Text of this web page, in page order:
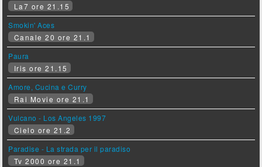
La7 ore 21.15
Smokin' Aces
Canale 20 ore 21.1
Paura
Iris ore 21.15
Amore, Cucina e Curry
Rai Movie ore 21.1
Vulcano - Los Angeles 1997
Cielo ore 21.2
Paradise - La strada per il paradiso
Tv 2000 ore 21.1